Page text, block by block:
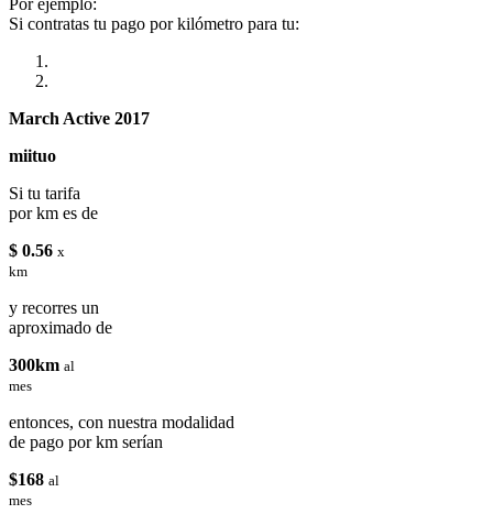
Si contratas tu pago por kilómetro para tu:
March Active 2017
miituo
Si tu tarifa
por km es de
$ 0.56 x
km
y recorres un
aproximado de
300km al
mes
entonces, con nuestra modalidad
de pago por km serían
$168 al
mes